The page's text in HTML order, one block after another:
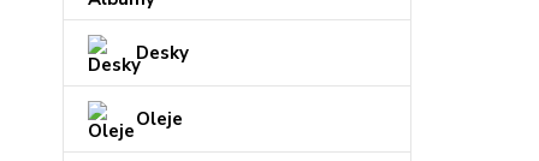
Desky
Oleje